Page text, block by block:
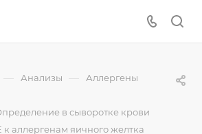
— Анализы — Аллергены
в сыворотке крови
аллергенам яичного желтка